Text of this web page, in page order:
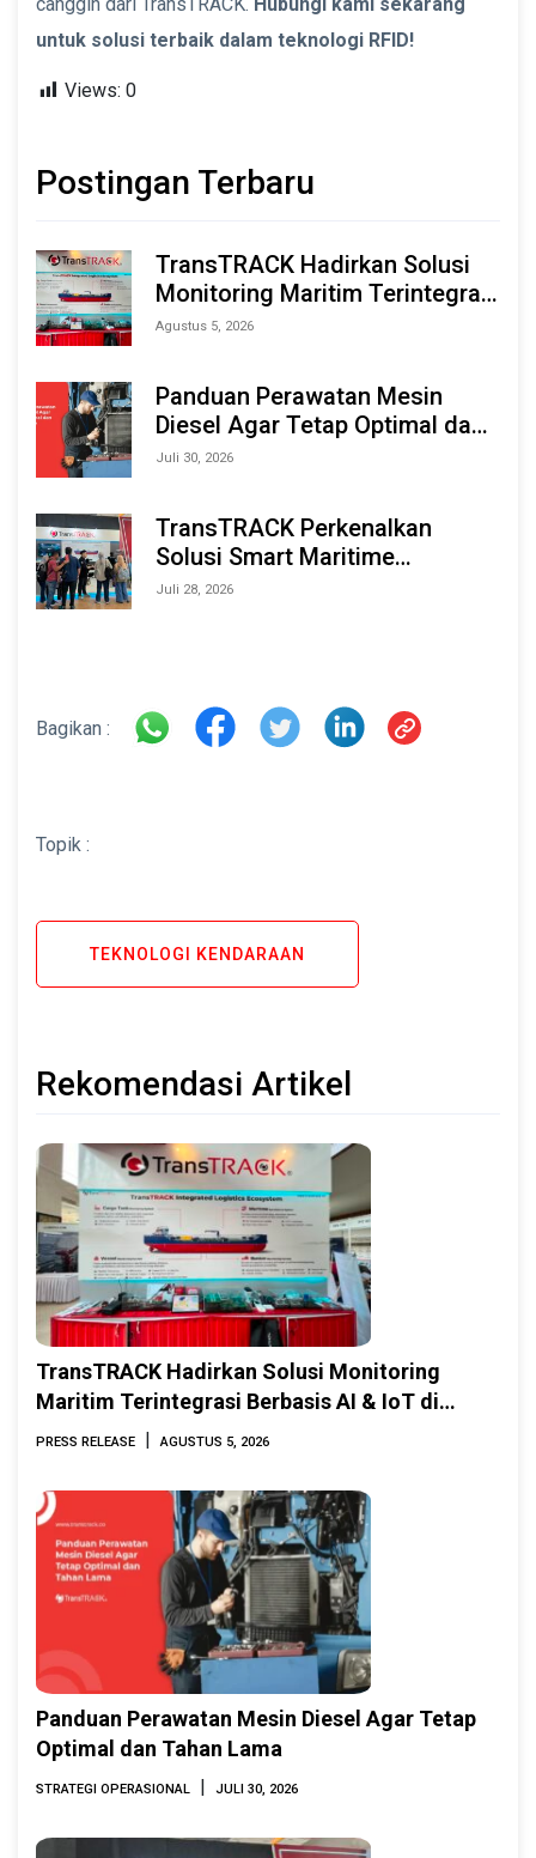
canggih dari TransTRACK. Hubungi kami sekarang
untuk solusi terbaik dalam teknologi RFID!
Views: 0
Postingan Terbaru
TransTRACK Hadirkan Solusi
Monitoring Maritim Terintegrasi
Berbasis AI & IoT di Indonesia
2026
Agustus 5, 2026
Panduan Perawatan Mesin
Diesel Agar Tetap Optimal dan
Tahan Lama
Juli 30, 2026
TransTRACK Perkenalkan
Solusi Smart Maritime
Monitoring Berbasis AI dan IoT
Juli 28, 2026
Bagikan :
Topik :
TEKNOLOGI KENDARAAN
Rekomendasi Artikel
TransTRACK Hadirkan Solusi Monitoring
Maritim Terintegrasi Berbasis AI & IoT di
Indonesia Marine & Offshore Expo (IMOX)
PRESS RELEASE AGUSTUS 5, 2026
Panduan Perawatan Mesin Diesel Agar Tetap
Optimal dan Tahan Lama
STRATEGI OPERASIONAL JULI 30, 2026